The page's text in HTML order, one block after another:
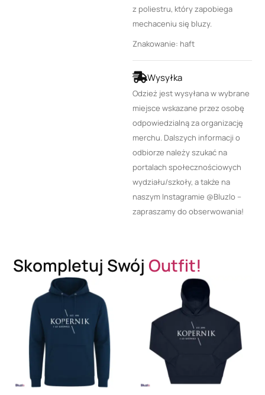
z poliestru, który zapobiega
mechaceniu się bluzy.
Znakowanie: haft
Wysyłka
Odzież jest wysyłana w wybrane
miejsce wskazane przez osobę
odpowiedzialną za organizację
merchu. Dalszych informacji o
odbiorze należy szukać na
portalach społecznościowych
wydziału/szkoły, a także na
naszym Instagramie @Bluzlo –
zapraszamy do obserwowania!
Skompletuj SwójOutfit!